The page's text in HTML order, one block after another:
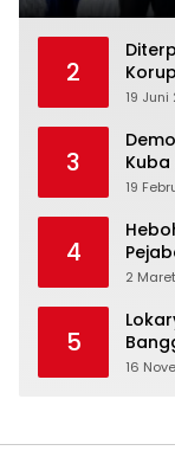
2
19 Juni
3
Kuba
19
4
2
5
16